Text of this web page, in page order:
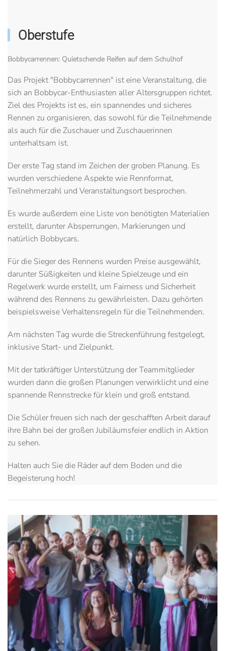
Oberstufe
Bobbycarrennen: Quietschende Reifen auf dem Schulhof
Das Projekt "Bobbycarrennen" ist eine Veranstaltung, die
sich an Bobbycar-Enthusiasten aller Altersgruppen richtet.
Ziel des Projekts ist es, ein spannendes und sicheres
Rennen zu organisieren, das sowohl für die Teilnehmende
als auch für die Zuschauer und Zuschauerinnen
unterhaltsam ist.
Der erste Tag stand im Zeichen der groben Planung. Es
wurden verschiedene Aspekte wie Rennformat,
Teilnehmerzahl und Veranstaltungsort besprochen.
Es wurde außerdem eine Liste von benötigten Materialien
erstellt, darunter Absperrungen, Markierungen und
natürlich Bobbycars.
Für die Sieger des Rennens wurden Preise ausgewählt,
darunter Süßigkeiten und kleine Spielzeuge und ein
Regelwerk wurde erstellt, um Fairness und Sicherheit
während des Rennens zu gewährleisten. Dazu gehörten
beispielsweise Verhaltensregeln für die Teilnehmenden.
Am nächsten Tag wurde die Streckenführung festgelegt,
inklusive Start- und Zielpunkt.
Mit der tatkräftiger Unterstützung der Teammitglieder
wurden dann die großen Planungen verwirklicht und eine
spannende Rennstrecke für klein und groß entstand.
Die Schüler freuen sich nach der geschafften Arbeit darauf
ihre Bahn bei der großen Jubiläumsfeier endlich in Aktion
zu sehen.
Halten auch Sie die Räder auf dem Boden und die
Begeisterung hoch!